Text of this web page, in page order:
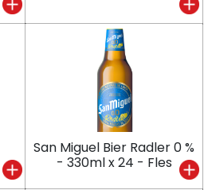
San Miguel Bier Radler 0 %
- 330ml x 24 - Fles